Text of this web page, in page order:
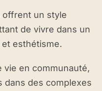
offrent un style
de vivre dans un
esthétisme.
vie en communauté,
dans des complexes